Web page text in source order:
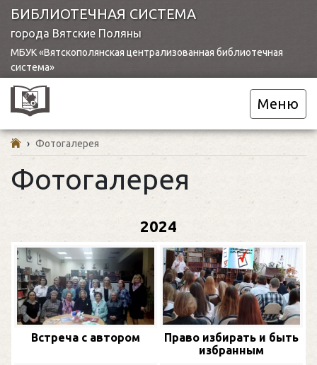
БИБЛИОТЕЧНАЯ СИСТЕМА
города Вятские Поляны
МБУК «Вятскополянская централизованная библиотечная
система»
Меню
› Фотогалерея
Фотогалерея
2024
Встреча с автором
Право избирать и быть
избранным